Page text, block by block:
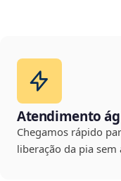
Atendimento
Chegamos rápido
liberação da pia sem